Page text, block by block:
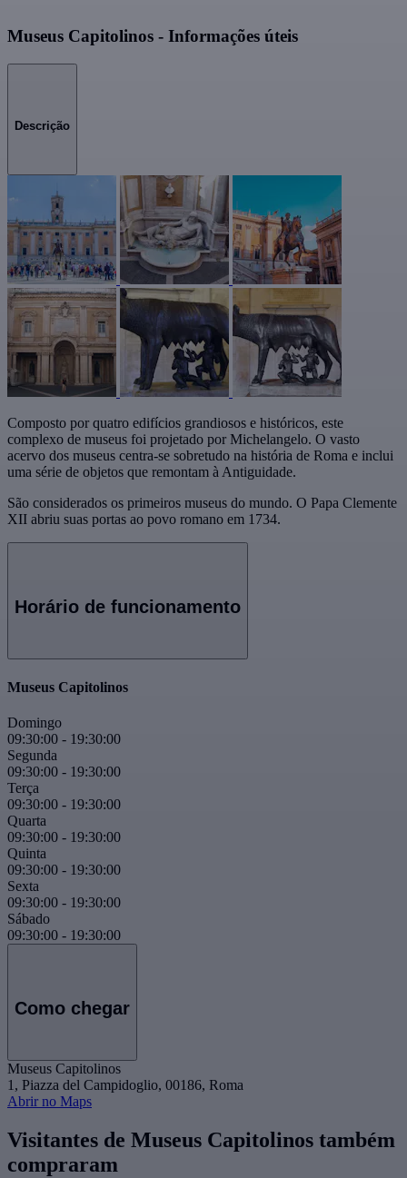
Museus Capitolinos - Informações úteis
Descrição
Composto por quatro edifícios grandiosos e históricos, este
complexo de museus foi projetado por Michelangelo. O vasto
acervo dos museus centra-se sobretudo na história de Roma e inclui
uma série de objetos que remontam à Antiguidade.
São considerados os primeiros museus do mundo. O Papa Clemente
XII abriu suas portas ao povo romano em 1734.
Horário de funcionamento
Museus Capitolinos
Domingo
09:30:00 - 19:30:00
Segunda
09:30:00 - 19:30:00
Terça
09:30:00 - 19:30:00
Quarta
09:30:00 - 19:30:00
Quinta
09:30:00 - 19:30:00
Sexta
09:30:00 - 19:30:00
Sábado
09:30:00 - 19:30:00
Como chegar
Museus Capitolinos
1, Piazza del Campidoglio, 00186, Roma
Abrir no Maps
Visitantes de Museus Capitolinos também
compraram